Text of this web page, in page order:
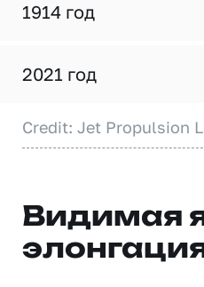
1914 год
2021 год
Credit: Jet Propulsion
Видимая